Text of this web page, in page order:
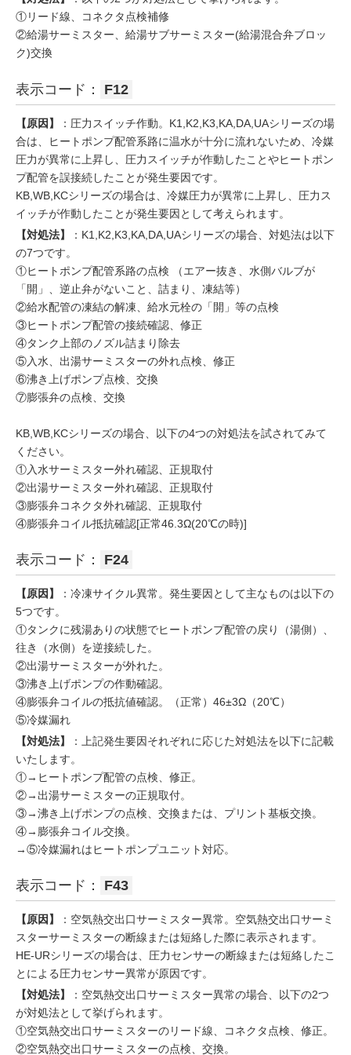
①リード線、コネクタ点検補修
②給湯サーミスター、給湯サブサーミスター(給湯混合弁ブロッ
ク)交換
表示コード： F12
【原因】
：圧力スイッチ作動。K1,K2,K3,KA,DA,UAシリーズの場
合は、ヒートポンプ配管系路に温水が十分に流れないため、冷媒
圧力が異常に上昇し、圧力スイッチが作動したことやヒートポン
プ配管を誤接続したことが発生要因です。
KB,WB,KCシリーズの場合は、冷媒圧力が異常に上昇し、圧力ス
イッチが作動したことが発生要因として考えられます。
【対処法】
：K1,K2,K3,KA,DA,UAシリーズの場合、対処法は以下
の7つです。
①ヒートポンプ配管系路の点検 （エアー抜き、水側バルブが
「開」、逆止弁がないこと、詰まり、凍結等）
②給水配管の凍結の解凍、給水元栓の「開」等の点検
③ヒートポンプ配管の接続確認、修正
④タンク上部のノズル詰まり除去
⑤入水、出湯サーミスターの外れ点検、修正
⑥沸き上げポンプ点検、交換
⑦膨張弁の点検、交換
KB,WB,KCシリーズの場合、以下の4つの対処法を試されてみて
ください。
①入水サーミスター外れ確認、正規取付
②出湯サーミスター外れ確認、正規取付
③膨張弁コネクタ外れ確認、正規取付
④膨張弁コイル抵抗確認[正常46.3Ω(20℃の時)]
表示コード： F24
【原因】
：冷凍サイクル異常。発生要因として主なものは以下の
5つです。
①タンクに残湯ありの状態でヒートポンプ配管の戻り（湯側）、
往き（水側）を逆接続した。
②出湯サーミスターが外れた。
③沸き上げポンプの作動確認。
④膨張弁コイルの抵抗値確認。（正常）46±3Ω（20℃）
⑤冷媒漏れ
【対処法】
：上記発生要因それぞれに応じた対処法を以下に記載
いたします。
①→ヒートポンプ配管の点検、修正。
②→出湯サーミスターの正規取付。
③→沸き上げポンプの点検、交換または、プリント基板交換。
④→膨張弁コイル交換。
→⑤冷媒漏れはヒートポンプユニット対応。
表示コード： F43
【原因】
：空気熱交出口サーミスター異常。空気熱交出口サーミ
スターサーミスターの断線または短絡した際に表示されます。
HE-URシリーズの場合は、圧力センサーの断線または短絡したこ
とによる圧力センサー異常が原因です。
【対処法】
：空気熱交出口サーミスター異常の場合、以下の2つ
が対処法として挙げられます。
①空気熱交出口サーミスターのリード線、コネクタ点検、修正。
②空気熱交出口サーミスターの点検、交換。